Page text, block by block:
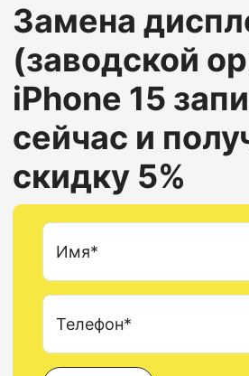
Замена
(заводской
iPhone 15
сейчас и
скидку 5%
Имя*
Телефон*